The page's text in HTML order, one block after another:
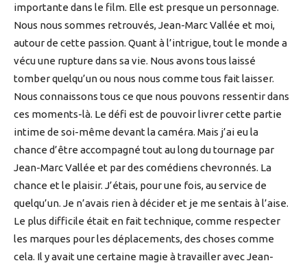
importante dans le film. Elle est presque un personnage.
Nous nous sommes retrouvés, Jean-Marc Vallée et moi,
autour de cette passion. Quant à l’intrigue, tout le monde a
vécu une rupture dans sa vie. Nous avons tous laissé
tomber quelqu’un ou nous nous comme tous fait laisser.
Nous connaissons tous ce que nous pouvons ressentir dans
ces moments-là. Le défi est de pouvoir livrer cette partie
intime de soi-même devant la caméra. Mais j’ai eu la
chance d’être accompagné tout au long du tournage par
Jean-Marc Vallée et par des comédiens chevronnés. La
chance et le plaisir. J’étais, pour une fois, au service de
quelqu’un. Je n’avais rien à décider et je me sentais à l’aise.
Le plus difficile était en fait technique, comme respecter
les marques pour les déplacements, des choses comme
cela. Il y avait une certaine magie à travailler avec Jean-